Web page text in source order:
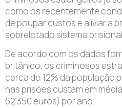
como os recentemente
de poupar custos e aliviar a
sobrelotado sistema
De acordo com os dados
britânico, os criminosos
cerca de 12% da população
nas prisões custam em
62.350 euros) por ano.